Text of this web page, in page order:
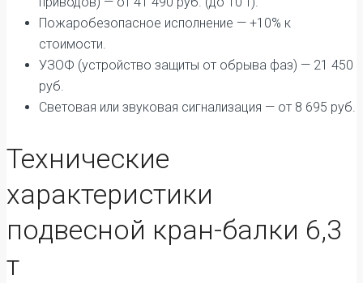
Пожаробезопасное исполнение — +10% к
стоимости.
УЗОФ (устройство защиты от обрыва фаз) — 21 450
руб.
Световая или звуковая сигнализация — от 8 695 руб.
Технические
характеристики
подвесной кран-балки 6,3
т